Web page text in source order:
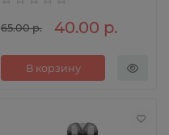
65.00 р. 40.00 р.
В корзину